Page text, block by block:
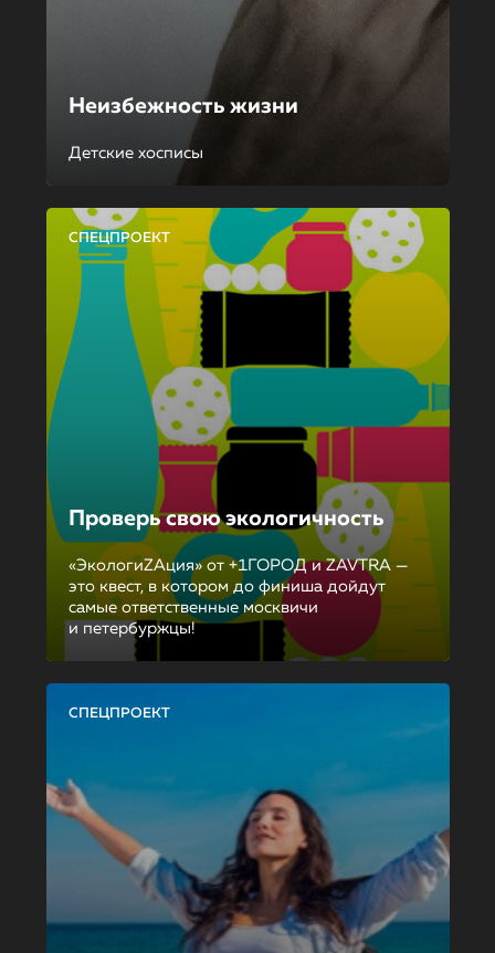
Неизбежность жизни
Детские хосписы
СПЕЦПРОЕКТ
Проверь свою экологичность
«ЭкологиZAция» от +1ГОРОД и ZAVTRA —
это квест, в котором до финиша дойдут
самые ответственные москвичи
и петербуржцы!
СПЕЦПРОЕКТ